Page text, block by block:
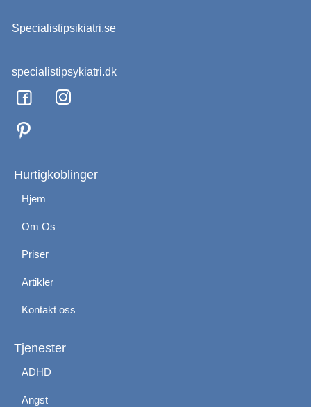
Specialistipsikiatri.se
specialistipsykiatri.dk
F
a
c
e
o
k
I
n
g
Hurtigkoblinger
Hjem
Om Os
Priser
Artikler
Kontakt oss
Tjenester
ADHD
Angst